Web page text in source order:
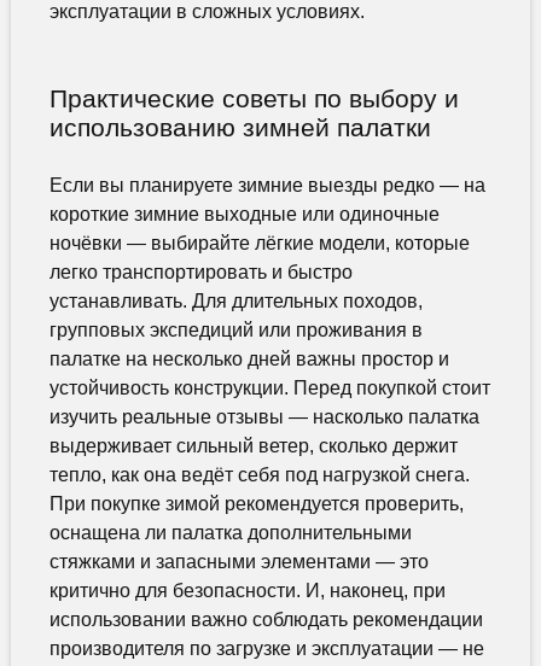
эксплуатации в сложных условиях.
Практические советы по выбору и
использованию зимней палатки
Если вы планируете зимние выезды редко — на
короткие зимние выходные или одиночные
ночёвки — выбирайте лёгкие модели, которые
легко транспортировать и быстро
устанавливать. Для длительных походов,
групповых экспедиций или проживания в
палатке на несколько дней важны простор и
устойчивость конструкции. Перед покупкой стоит
изучить реальные отзывы — насколько палатка
выдерживает сильный ветер, сколько держит
тепло, как она ведёт себя под нагрузкой снега.
При покупке зимой рекомендуется проверить,
оснащена ли палатка дополнительными
стяжками и запасными элементами — это
критично для безопасности. И, наконец, при
использовании важно соблюдать рекомендации
производителя по загрузке и эксплуатации — не